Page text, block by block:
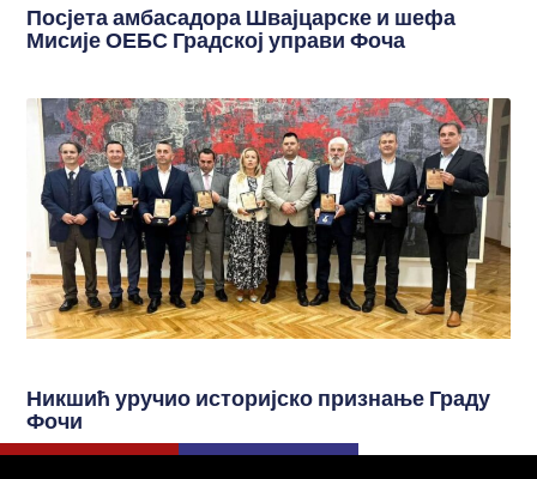
Посјета амбасадора Швајцарске и шефа
Мисије ОЕБС Градској управи Фоча
Никшић уручио историјско признање Граду
Фочи